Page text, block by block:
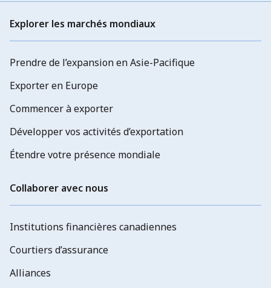
Explorer les marchés mondiaux
Prendre de l’expansion en Asie-Pacifique
Exporter en Europe
Commencer à exporter
Développer vos activités d’exportation
Étendre votre présence mondiale
Collaborer avec nous
Institutions financières canadiennes
Courtiers d’assurance
Alliances